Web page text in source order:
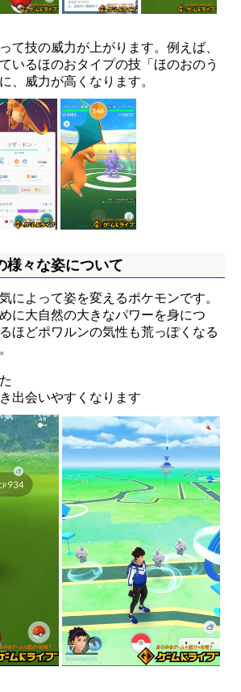
て技の威力が上がります。例えば、
いるほのおタイプの技「ほのおのう
、威力が高くなります。
様々な姿について
によって姿を変えるポケモンです。
に大自然の大きなパワーを身につ
ほどポワルンの気性も荒っぽくなる
出会いやすくなります